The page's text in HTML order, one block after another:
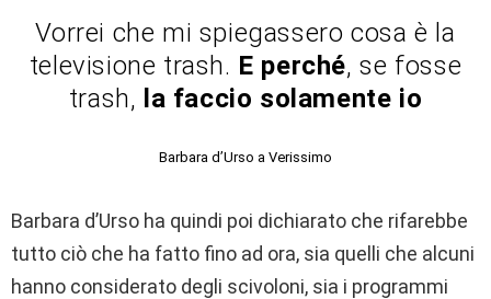
Vorrei che mi spiegassero cosa è la
televisione trash. E perché, se fosse
trash, la faccio solamente io
Barbara d’Urso a Verissimo
Barbara d’Urso ha quindi poi dichiarato che rifarebbe
tutto ciò che ha fatto fino ad ora, sia quelli che alcuni
hanno considerato degli scivoloni, sia i programmi